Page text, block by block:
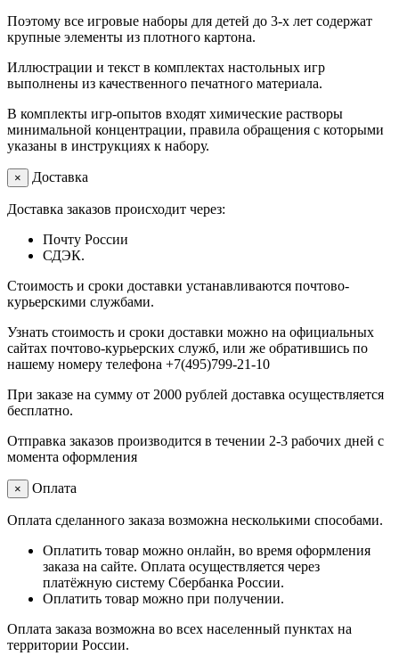
Поэтому все игровые наборы для детей до 3-х лет содержат
крупные элементы из плотного картона.
Иллюстрации и текст в комплектах настольных игр
выполнены из качественного печатного материала.
В комплекты игр-опытов входят химические растворы
минимальной концентрации, правила обращения с которыми
указаны в инструкциях к набору.
× Доставка
Доставка заказов происходит через:
Почту России
СДЭК.
Стоимость и сроки доставки устанавливаются почтово-
курьерскими службами.
Узнать стоимость и сроки доставки можно на официальных
сайтах почтово-курьерских служб, или же обратившись по
нашему номеру телефона +7(495)799-21-10
При заказе на сумму от 2000 рублей доставка осуществляется
бесплатно.
Отправка заказов производится в течении 2-3 рабочих дней с
момента оформления
× Оплата
Оплата сделанного заказа возможна несколькими способами.
Оплатить товар можно онлайн, во время оформления
заказа на сайте. Оплата осуществляется через
платёжную систему Сбербанка России.
Оплатить товар можно при получении.
Оплата заказа возможна во всех населенный пунктах на
территории России.